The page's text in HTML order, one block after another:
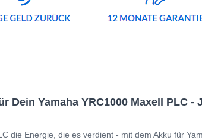
Dein Yamaha YRC1000 Maxell PLC
die Energie, die es verdient - mit dem Akku für